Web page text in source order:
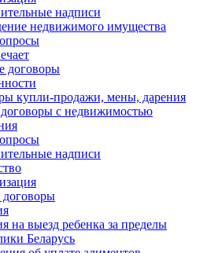
надписи
недвижимого имущества
договоры
купли-продажи, мены, дарения
с недвижимостью
надписи
на выезд ребенка за пределы
Беларусь